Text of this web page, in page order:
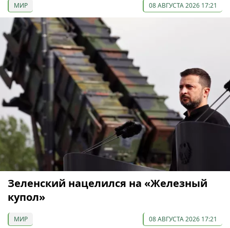
МИР 08 АВГУСТА 2026 17:21
Зеленский нацелился на «Железный
купол»
МИР 08 АВГУСТА 2026 17:21